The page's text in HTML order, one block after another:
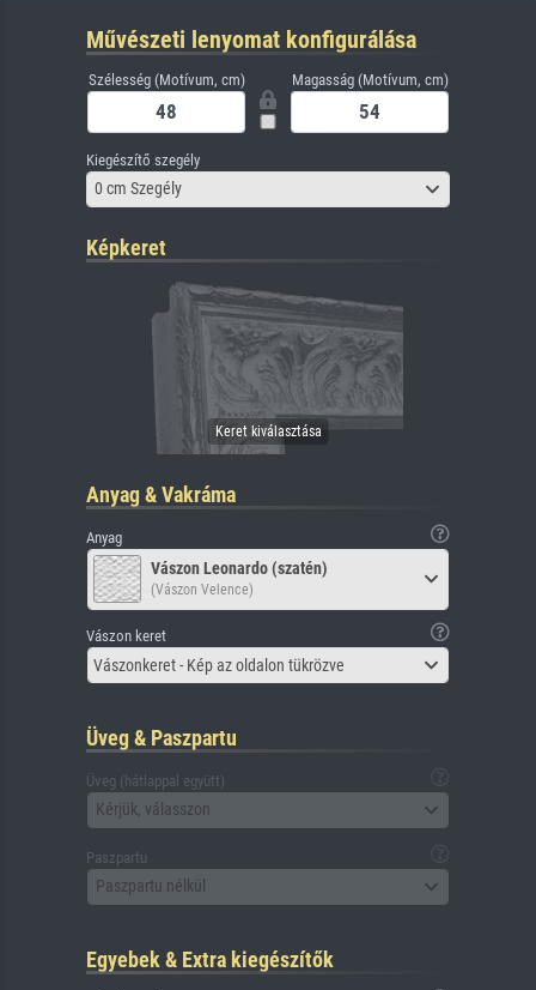
Művészeti lenyomat konfigurálása
Szélesség (Motívum, cm) Magasság (Motívum, cm)
Kiegészítő szegély
0 cm Szegély
Képkeret
Anyag & Vakráma
Anyag
Vászon Leonardo (szatén)
(Vászon Velence)
Vászon keret
Vászonkeret - Kép az oldalon tükrözve
Üveg & Paszpartu
Üveg (hátlappal együtt)
Kérjük, válasszon
Paszpartu
Paszpartu nélkül
Egyebek & Extra kiegészítők